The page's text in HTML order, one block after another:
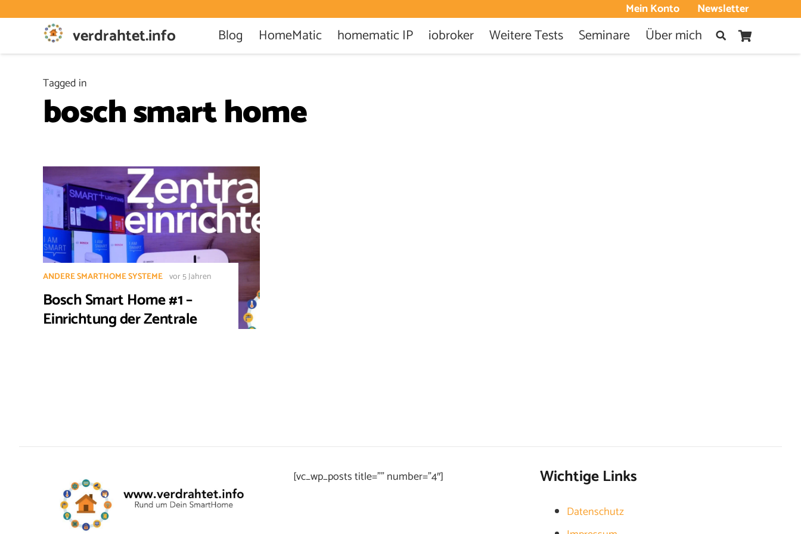
Mein Konto Newsletter
verdrahtet.info Blog HomeMatic homematic IP iobroker Weitere Tests Seminare Über mich
Tagged in
bosch smart home
ANDERE SMARTHOME SYSTEME vor 5 Jahren
Bosch Smart Home #1 –
Einrichtung der Zentrale
[vc_wp_posts title=”” number=”4″] Wichtige Links
Datenschutz